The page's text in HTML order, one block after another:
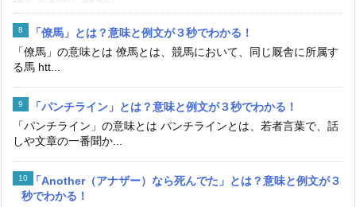
「僚馬」とは？意味と例文が３秒でわかる！
「僚馬」の意味とは 僚馬とは、競馬において、同じ厩舎に所属す
る馬 htt...
「パンチライン」とは？意味と例文が３秒でわかる！
「パンチライン」の意味とは パンチラインとは、若者言葉で、話
しや文章の一番聞か...
「Another（アナザー）なら死んでた」とは？意味と例文が３
秒でわかる！